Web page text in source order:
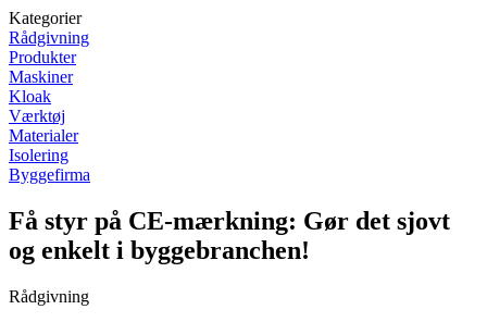
Kategorier
Rådgivning
Produkter
Maskiner
Kloak
Værktøj
Materialer
Isolering
Byggefirma
Få styr på CE-mærkning: Gør det sjovt
og enkelt i byggebranchen!
Rådgivning